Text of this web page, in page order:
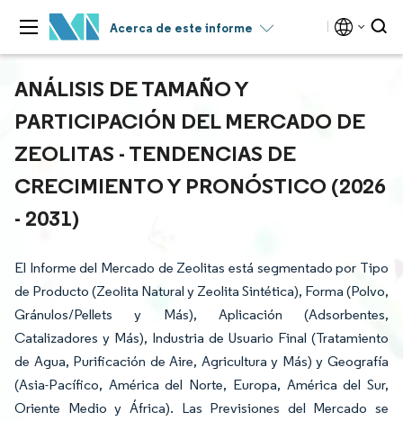
Acerca de este informe
ANÁLISIS DE TAMAÑO Y
PARTICIPACIÓN DEL MERCADO DE
ZEOLITAS - TENDENCIAS DE
CRECIMIENTO Y PRONÓSTICO (2026
- 2031)
El Informe del Mercado de Zeolitas está segmentado por Tipo
de Producto (Zeolita Natural y Zeolita Sintética), Forma (Polvo,
Gránulos/Pellets y Más), Aplicación (Adsorbentes,
Catalizadores y Más), Industria de Usuario Final (Tratamiento
de Agua, Purificación de Aire, Agricultura y Más) y Geografía
(Asia-Pacífico, América del Norte, Europa, América del Sur,
Oriente Medio y África). Las Previsiones del Mercado se